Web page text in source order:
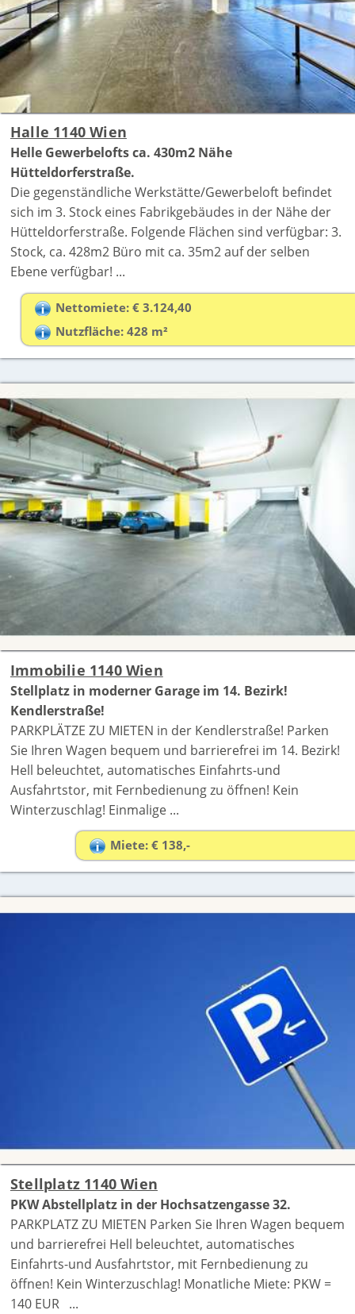
Halle 1140 Wien
Helle Gewerbelofts ca. 430m2 Nähe
Hütteldorferstraße.
Die gegenständliche Werkstätte/Gewerbeloft befindet
sich im 3. Stock eines Fabrikgebäudes in der Nähe der
Hütteldorferstraße. Folgende Flächen sind verfügbar: 3.
Stock, ca. 428m2 Büro mit ca. 35m2 auf der selben
Ebene verfügbar! ...
Nettomiete: € 3.124,40
Nutzfläche: 428 m²
Immobilie 1140 Wien
Stellplatz in moderner Garage im 14. Bezirk!
Kendlerstraße!
PARKPLÄTZE ZU MIETEN in der Kendlerstraße! Parken
Sie Ihren Wagen bequem und barrierefrei im 14. Bezirk!
Hell beleuchtet, automatisches Einfahrts-und
Ausfahrtstor, mit Fernbedienung zu öffnen! Kein
Winterzuschlag! Einmalige ...
Miete: € 138,-
Stellplatz 1140 Wien
PKW Abstellplatz in der Hochsatzengasse 32.
PARKPLATZ ZU MIETEN Parken Sie Ihren Wagen bequem
und barrierefrei Hell beleuchtet, automatisches
Einfahrts-und Ausfahrtstor, mit Fernbedienung zu
öffnen! Kein Winterzuschlag! Monatliche Miete: PKW =
140 EUR ...